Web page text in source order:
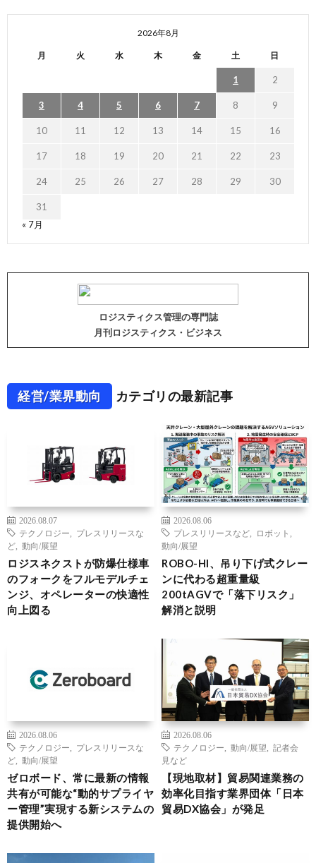
2026年8月
月 火 水 木 金 土 日
1 2
3 4 5 6 7 8 9
10 11 12 13 14 15 16
17 18 19 20 21 22 23
24 25 26 27 28 29 30
31
« 7月
ロジスティクス管理の専門誌
月刊ロジスティクス・ビジネス
経営/業界動向 カテゴリの最新記事
2026.08.07
テクノロジー
プレスリリースな
ど
動向/展望
ロジスネクストが防爆仕様車
のフォークをフルモデルチェ
ンジ、オペレーターの快適性
向上図る
2026.08.06
プレスリリースなど
ロボット
動向/展望
ROBO-HI、吊り下げ式クレー
ンに代わる超重量級
200tAGVで「落下リスク」
解消と説明
2026.08.06
テクノロジー
プレスリリースな
ど
動向/展望
ゼロボード、常に最新の情報
共有が可能な“動的サプライヤ
ー管理”実現する新システムの
提供開始へ
2026.08.06
テクノロジー
動向/展望
記者会
見など
【現地取材】貿易関連業務の
効率化目指す業界団体「日本
貿易DX協会」が発足